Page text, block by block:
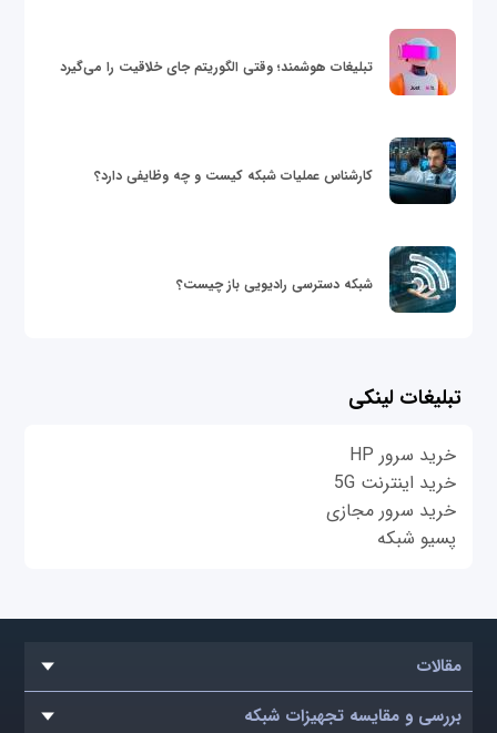
تبلیغات هوشمند؛ وقتی الگوریتم جای خلاقیت را می‌گیرد
کارشناس عملیات شبکه کیست و چه وظایفی دارد؟
شبکه دسترسی رادیویی باز چیست؟
تبلیغات لینکی
خرید سرور HP
خرید اینترنت 5G
خرید سرور مجازی
پسیو شبکه
مقالات
بررسی و مقایسه تجهیزات شبکه